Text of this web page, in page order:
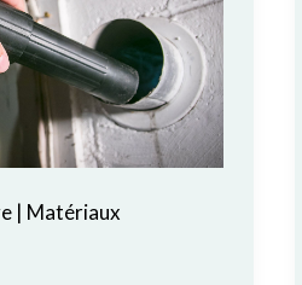
| Matériaux